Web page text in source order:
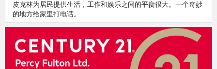
皮克林为居民提供生活，工作和娱乐之间的平衡很大。一个奇妙
的地方给家里打电话。
邻里此信息，是上市许可下使用
Homeania
https://homeania.com/communities/ontario/pickering
Images references